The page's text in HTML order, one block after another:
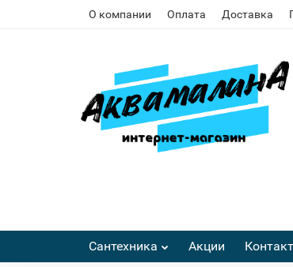
О компании Оплата Доставка
Сантехника Акции